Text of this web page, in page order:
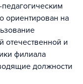
ориентирован на
отечественной и
филиала
должности